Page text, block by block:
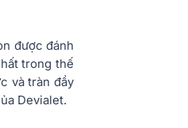
được đánh
trong thế
và tràn đầy
Devialet.